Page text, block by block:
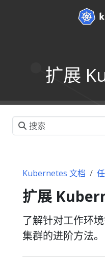
扩展
Kubernetes 文档
扩展
了解针对工作环
集群的进阶方法。